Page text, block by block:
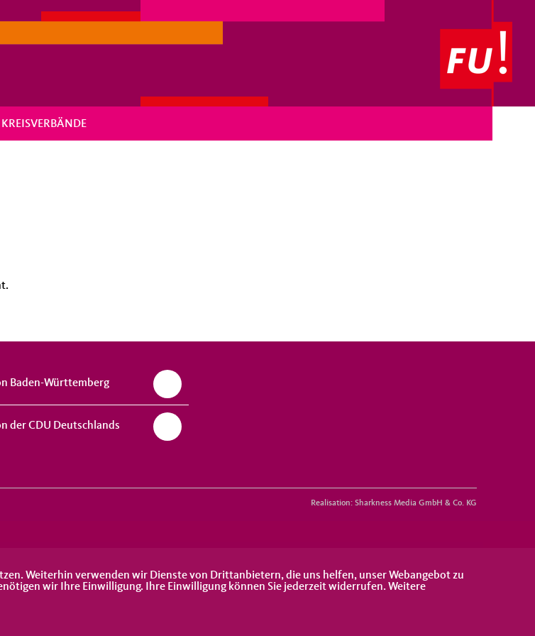
KREISVERBÄNDE
Baden-Württemberg
der CDU Deutschlands
Realisation: Sharkness Media GmbH & Co. KG
Weiterhin verwenden wir Dienste von Drittanbietern, die uns helfen, unser Webangebot zu
wir Ihre Einwilligung. Ihre Einwilligung können Sie jederzeit widerrufen. Weitere